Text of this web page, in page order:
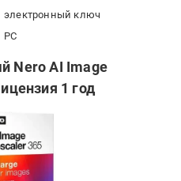
электронный ключ
PC
Nero AI Image
1 год